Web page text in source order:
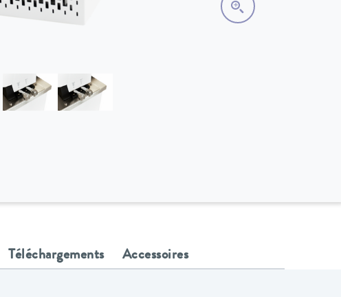
Téléchargements Accessoires